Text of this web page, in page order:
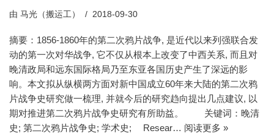
由 马光（搬运工） 2018-09-30
摘要：1856-1860年的第二次鸦片战争, 是近代以来列强联合发
动的第一次对华战争, 它不仅从根本上改变了中西关系, 而且对
晚清政局和远东国际格局乃至东亚各国历史产生了深远的影
响。本文拟从纵横两方面对新中国成立60年来大陆的第二次鸦
片战争史研究做一梳理, 并就今后的研究趋向提出几点建议, 以
期对推进第二次鸦片战争史研究有所助益。 关键词：晚清
史; 第二次鸦片战争史; 学术史; Resear… 阅读更多 »